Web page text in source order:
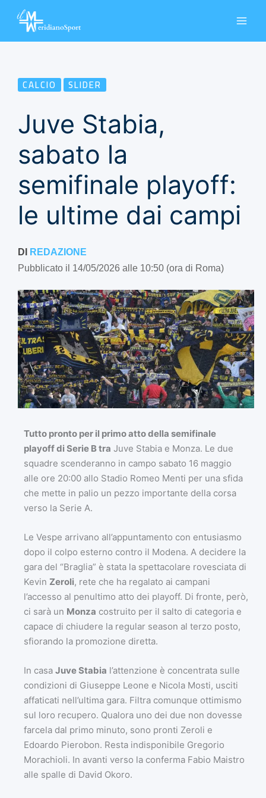
CALCIO SLIDER
Juve Stabia,
sabato la
semifinale playoff:
le ultime dai campi
DI REDAZIONE
Pubblicato il 14/05/2026 alle 10:50 (ora di Roma)
Tutto pronto per il primo atto della semifinale
playoff di Serie B tra Juve Stabia e Monza. Le due
squadre scenderanno in campo sabato 16 maggio
alle ore 20:00 allo Stadio Romeo Menti per una sfida
che mette in palio un pezzo importante della corsa
verso la Serie A.
Le Vespe arrivano all’appuntamento con entusiasmo
dopo il colpo esterno contro il Modena. A decidere la
gara del “Braglia” è stata la spettacolare rovesciata di
Kevin Zeroli, rete che ha regalato ai campani
l’accesso al penultimo atto dei playoff. Di fronte, però,
ci sarà un Monza costruito per il salto di categoria e
capace di chiudere la regular season al terzo posto,
sfiorando la promozione diretta.
In casa Juve Stabia l’attenzione è concentrata sulle
condizioni di Giuseppe Leone e Nicola Mosti, usciti
affaticati nell’ultima gara. Filtra comunque ottimismo
sul loro recupero. Qualora uno dei due non dovesse
farcela dal primo minuto, sono pronti Zeroli e
Edoardo Pierobon. Resta indisponibile Gregorio
Morachioli. In avanti verso la conferma Fabio Maistro
alle spalle di David Okoro.